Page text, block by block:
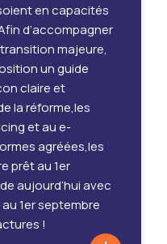
en capacités
d’accompagner
majeure,
un guide
claire et
la réforme,les
et au e-
agréées,les
prêt au 1er
aujourd’hui avec
1er septembre
!